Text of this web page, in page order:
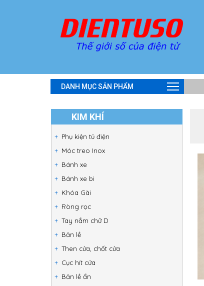
DANH MỤC SẢN PHẨM
KIM KHÍ
Phụ kiện tủ điện
Móc treo Inox
Bánh xe
Bánh xe bi
Khóa Gài
Ròng rọc
Tay nắm chữ D
Bản lề
Then cửa, chốt cửa
Cục hít cửa
Bản lề ẩn